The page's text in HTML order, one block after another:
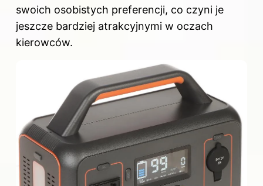
swoich osobistych preferencji, co czyni je
jeszcze bardziej atrakcyjnymi w oczach
kierowców.